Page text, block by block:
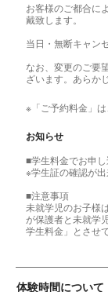
お客様のご都合に
戴致します。
当日・無断キャン
なお、変更のご要
ざいます。あらか
※「ご予約料金」
お知らせ
■学生料金でお申
※学生証の確認が
■注意事項
未就学児のお子様
が保護者と未就学
学生料金」とさせ
体験時間について